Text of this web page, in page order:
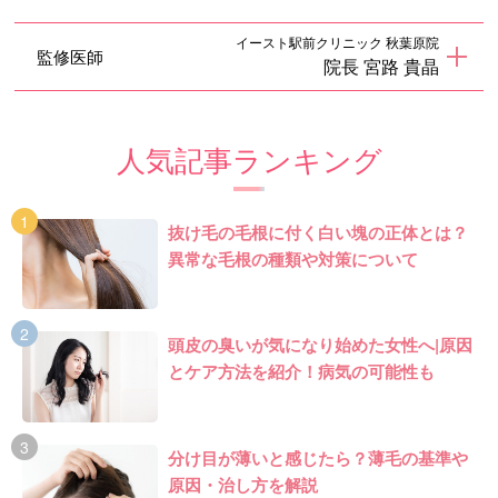
監修医師
イースト駅前クリニック 秋葉原院
院長 宮路 貴晶
人気記事ランキング
抜け毛の毛根に付く白い塊の正体とは？
異常な毛根の種類や対策について
頭皮の臭いが気になり始めた女性へ|原因
とケア方法を紹介！病気の可能性も
分け目が薄いと感じたら？薄毛の基準や
原因・治し方を解説